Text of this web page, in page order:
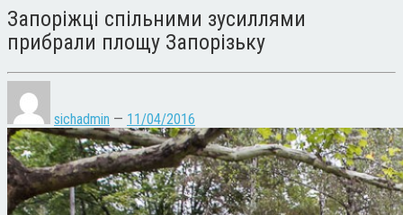
Запоріжці спільними зусиллями
прибрали площу Запорізьку
sichadmin — 11/04/2016